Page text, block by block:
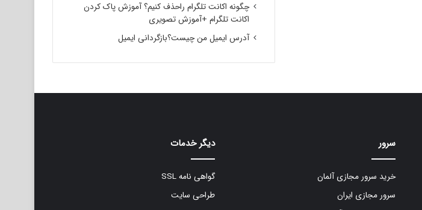
چگونه اکانت تلگرام راحذف کنیم؟ آموزش پاک کردن
اکانت تلگرام +آموزش تصویری
آدرس ایمیل من چیست؟بازگردانی ایمیل
سرور
خرید سرور مجازی آلمان
سرور مجازی ایران
دیگر خدمات
گواهی نامه SSL
طراحی سایت